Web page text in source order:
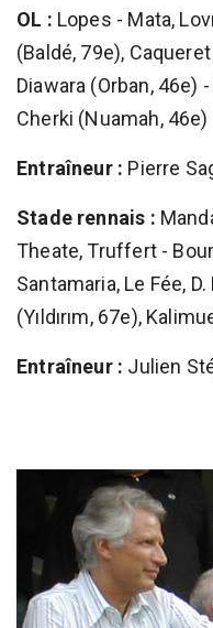
OL : Lopes - Mata,
(Baldé, 79e),
Diawara (Orban, 46e)
Cherki (Nuamah,
Entraîneur : Pierre
Stade rennais :
Theate, Truffert -
Santamaria, Le Fée,
(Yıldırım, 67e),
Entraîneur : Julien